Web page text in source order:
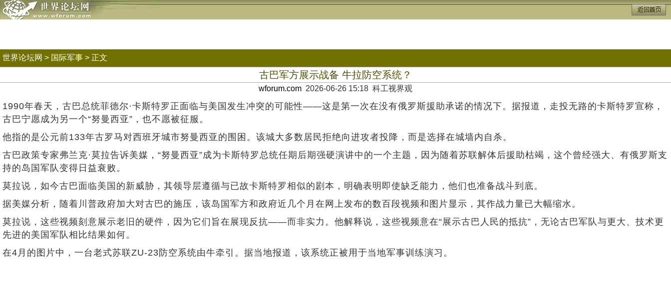
世界论坛网 > 国际军事 > 正文
古巴军方展示战备 牛拉防空系统？
wforum.com 2026-06-26 15:18 科工视界观
1990年春天，古巴总统菲德尔·卡斯特罗正面临与美国发生冲突的可能性——这是第一次在没有俄罗斯援助承诺的情况下。据报道，走投无路的卡斯特罗宣称，
古巴宁愿成为另一个“努曼西亚”，也不愿被征服。
他指的是公元前133年古罗马对西班牙城市努曼西亚的围困。该城大多数居民拒绝向进攻者投降，而是选择在城墙内自杀。
古巴政策专家弗兰克·莫拉告诉美媒，“努曼西亚”成为卡斯特罗总统任期后期强硬演讲中的一个主题，因为随着苏联解体后援助枯竭，这个曾经强大、有俄罗斯支
持的岛国军队变得日益衰败。
莫拉说，如今古巴面临美国的新威胁，其领导层遵循与已故卡斯特罗相似的剧本，明确表明即使缺乏能力，他们也准备战斗到底。
据美媒分析，随着川普政府加大对古巴的施压，该岛国军方和政府近几个月在网上发布的数百段视频和图片显示，其作战力量已大幅缩水。
莫拉说，这些视频刻意展示老旧的硬件，因为它们旨在展现反抗——而非实力。他解释说，这些视频意在“展示古巴人民的抵抗”，无论古巴军队与更大、技术更
先进的美国军队相比结果如何。
在4月的图片中，一台老式苏联ZU-23防空系统由牛牵引。据当地报道，该系统正被用于当地军事训练演习。